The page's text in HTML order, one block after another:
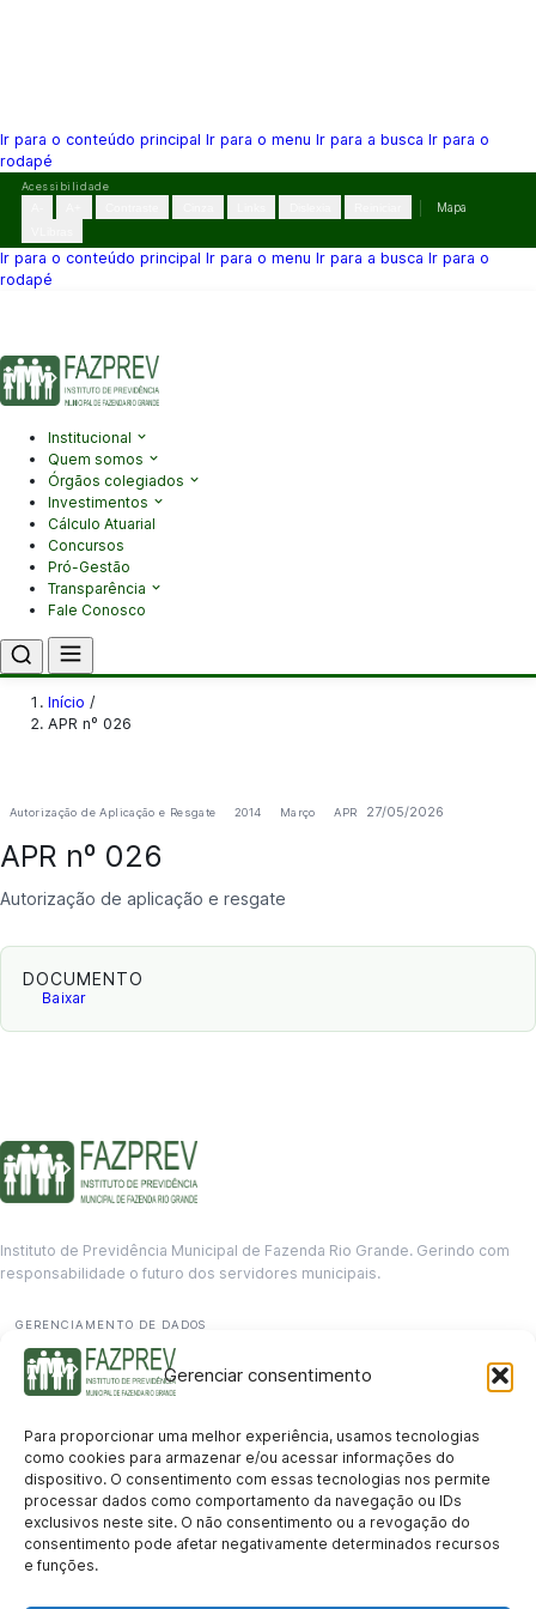
Gerenciar consentimento
Para proporcionar uma melhor experiência, usamos tecnologias
como cookies para armazenar e/ou acessar informações do
dispositivo. O consentimento com essas tecnologias nos permite
processar dados como comportamento da navegação ou IDs
exclusivos neste site. O não consentimento ou a revogação do
consentimento pode afetar negativamente determinados recursos
e funções.
Ir para o conteúdo principal Ir para o menu Ir para a busca Ir para o
rodapé
Pular
conteúdo
Acessibilidade
Mapa
Ir para o conteúdo principal Ir para o menu Ir para a busca Ir para o
rodapé
Institucional
Quem somos
Órgãos colegiados
Investimentos
Cálculo Atuarial
Concursos
Pró-Gestão
Transparência
Fale Conosco
Início /
APR nº 026
Autorização de Aplicação e Resgate 2014 Março APR 27/05/2026
APR nº 026
Autorização de aplicação e resgate
DOCUMENTO
Baixar
Instituto de Previdência Municipal de Fazenda Rio Grande. Gerindo com
responsabilidade o futuro dos servidores municipais.
GERENCIAMENTO DE DADOS
Departamento de informação
contato@fazprev.pr.gov.br
(41) 3995-2146
Serviços
Aposentadoria Pensão por Morte Benefício por Invalidez Auxílio Doença
Holerite Online Protocolo Online
Transparência
Portal da Transparência